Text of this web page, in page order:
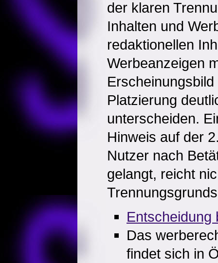
der klaren
Inhalten und
redaktionellen
Werbeanzeigen
Platzierung
unterscheiden.
Hinweis auf der
Nutzer nach
gelangt, reicht
Entscheidung
Das
findet sich in